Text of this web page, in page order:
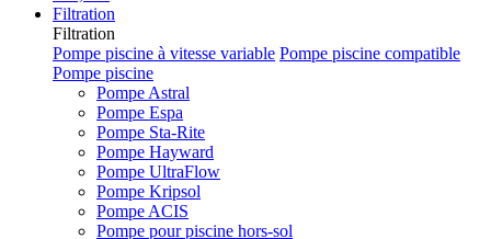
Filtration
Filtration
Pompe piscine à vitesse variable Pompe piscine compatible
Pompe piscine
Pompe Astral
Pompe Espa
Pompe Sta-Rite
Pompe Hayward
Pompe UltraFlow
Pompe Kripsol
Pompe ACIS
Pompe pour piscine hors-sol